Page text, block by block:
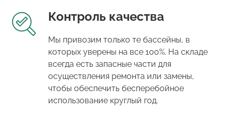
Контроль качества
Мы привозим только те бассейны, в
которых уверены на все 100%. На складе
всегда есть запасные части для
осуществления ремонта или замены,
чтобы обеспечить бесперебойное
использование круглый год.